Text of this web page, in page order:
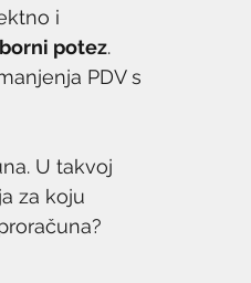
i
potez.
PDV s
U takvoj
za koju